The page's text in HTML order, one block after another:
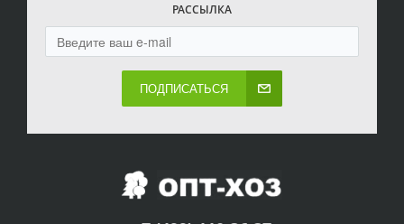
РАССЫЛКА
ПОДПИСАТЬСЯ